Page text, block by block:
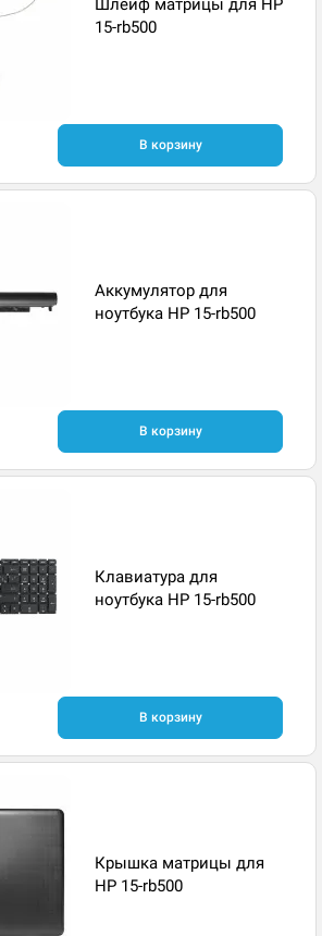
Шлейф матрицы для HP
15-rb500
В корзину
Аккумулятор для
ноутбука HP 15-rb500
В корзину
Клавиатура для
ноутбука HP 15-rb500
В корзину
Крышка матрицы для
HP 15-rb500